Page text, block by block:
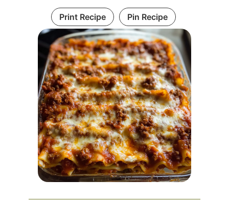
Print Recipe Pin Recipe